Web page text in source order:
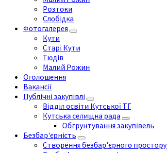
Розтоки
Слобідка
Фотогалерея
Кути
Старі Кути
Тюдів
Малий Рожин
Оголошення
Вакансії
Публічні закупівлі
Відділ освіти Кутської ТГ
Кутська селищна рада
Обгрунтування закупівель
Безбар'єрність
Створення безбар'єрного простору